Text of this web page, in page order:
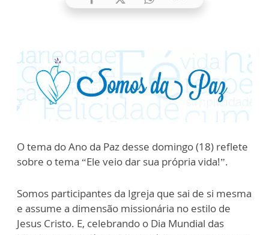
O tema do Ano da Paz desse domingo (18) reflete
sobre o tema “Ele veio dar sua própria vida!”.
Somos participantes da Igreja que sai de si mesma
e assume a dimensão missionária no estilo de
Jesus Cristo. E, celebrando o Dia Mundial das